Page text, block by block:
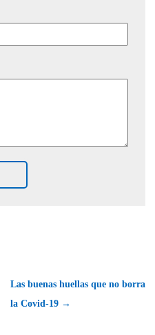
Las buenas huellas que no borra
la Covid-19 →